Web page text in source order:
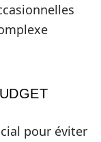
pour éviter